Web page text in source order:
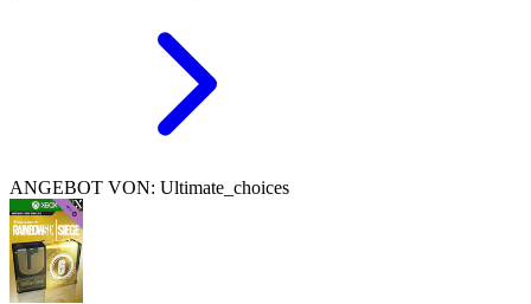
ANGEBOT VON: Ultimate_choices